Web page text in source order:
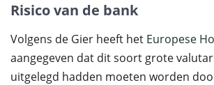
Risico van de bank
Volgens de Gier heeft het Europese
aangegeven dat dit soort grote
uitgelegd hadden moeten worden